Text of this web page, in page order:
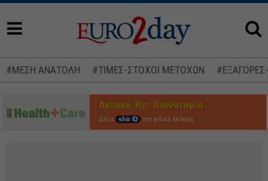
#ΜΕΣΗ ΑΝΑΤΟΛΗ #ΤΙΜΕΣ-ΣΤΟΧΟΙ ΜΕΤΟΧΩΝ
Δείτε εδώ την ειδική έκδοση